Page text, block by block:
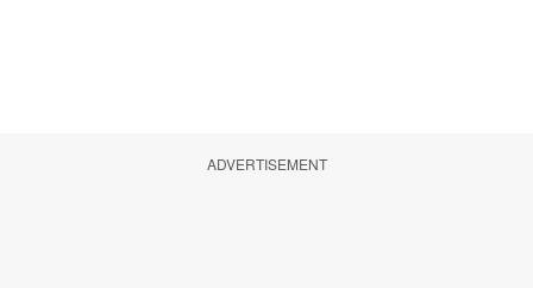
ADVERTISEMENT